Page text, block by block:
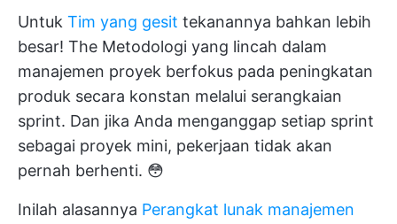
Untuk Tim yang gesit tekanannya bahkan lebih
besar! The Metodologi yang lincah dalam
manajemen proyek berfokus pada peningkatan
produk secara konstan melalui serangkaian
sprint. Dan jika Anda menganggap setiap sprint
sebagai proyek mini, pekerjaan tidak akan
pernah berhenti. 😳
Inilah alasannya Perangkat lunak manajemen